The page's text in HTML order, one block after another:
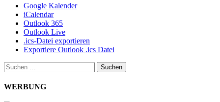
Google Kalender
iCalendar
Outlook 365
Outlook Live
.ics-Datei exportieren
Exportiere Outlook .ics Datei
Suchen
nach:
WERBUNG